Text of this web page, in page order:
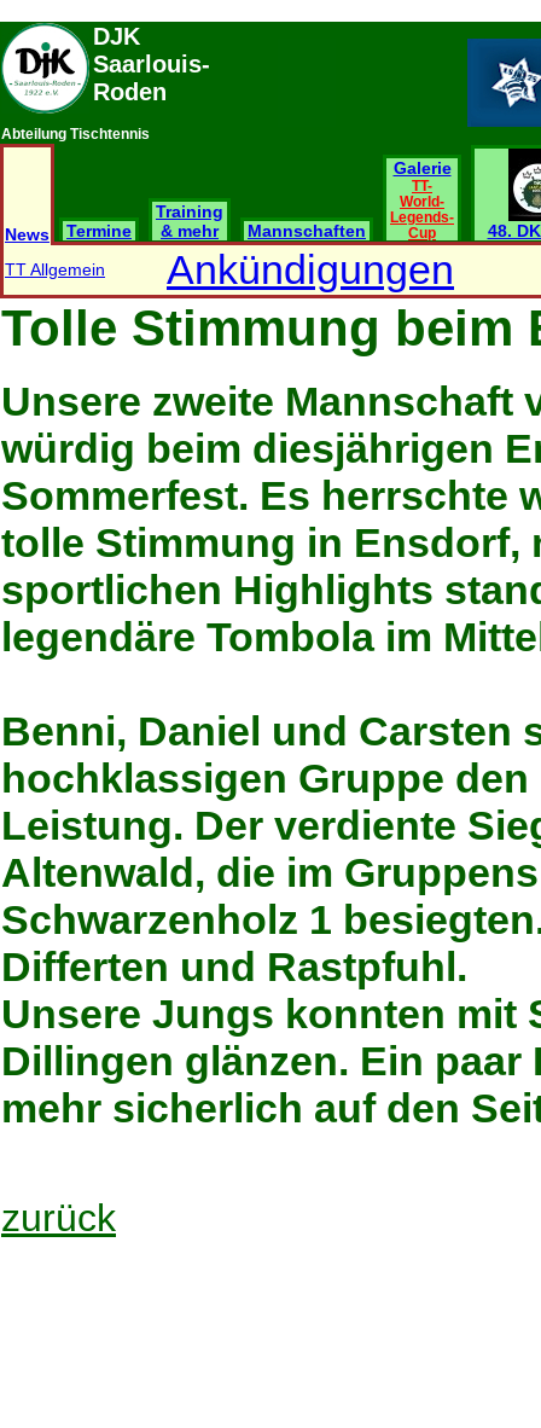
DJK
Saarlouis-
Roden
Abteilung Tischtennis
News Termine
Training
& mehr
Mannschaften
Galerie
TT-
World-
Legends-
Cup
48.
TT Allgemein
Ankündigungen
Tolle Stimmung beim
Unsere zweite Mannschaft
würdig beim diesjährigen
Sommerfest. Es herrschte
tolle Stimmung in Ensdorf,
sportlichen Highlights
legendäre Tombola im
Benni, Daniel und Carsten
hochklassigen Gruppe
Leistung. Der verdiente
Altenwald, die im
Schwarzenholz 1
Differten und Rastpfuhl.
Unsere Jungs konnten mit
Dillingen glänzen. Ein
mehr sicherlich auf den
zurück